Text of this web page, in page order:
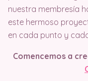
nuestra membresía
este hermoso
en cada punto y
Comencemos a